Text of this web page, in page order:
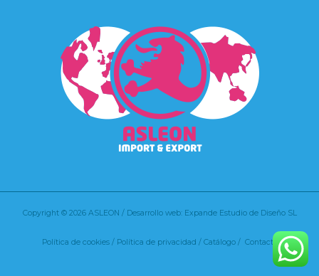
Copyright © 2026 ASLEON / Desarrollo web: Expande Estudio de Diseño SL
Política de cookies/ Política de privacidad / Catálogo / Contacto